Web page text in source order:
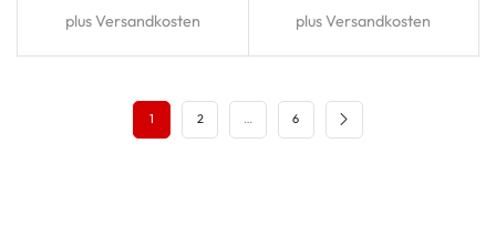
plus Versandkosten
plus Versandkosten
1 2 … 6